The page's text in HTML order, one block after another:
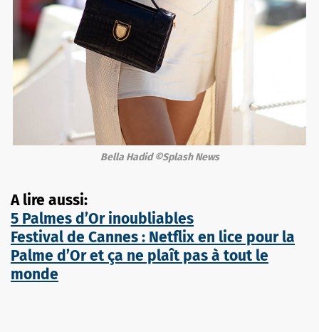
Bella Hadid ©Splash News
A lire aussi:
5 Palmes d’Or inoubliables
Festival de Cannes : Netflix en lice pour la
Palme d’Or et ça ne plaît pas à tout le
monde